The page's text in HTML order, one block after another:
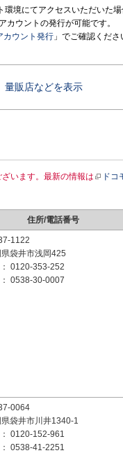
環境にてアクセスいただいた
カウントの発行が可能です。
カウント発行 」でご確認くださ
量販店などを表示
います。最新の情報は ドコ
住所/電話番号
1122
袋井市浅岡425
0120-353-252
0538-30-0007
0064
袋井市川井1340-1
0120-152-961
0538-41-2251